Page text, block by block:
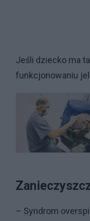
Jeśli dziecko ma
funkcjonowaniu
– Syndrom